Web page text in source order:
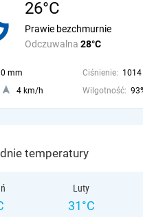
26°C
Odczuwalna 28°C
Prawie bezchmurnie
0 mm Ciśnienie: 1014
4 km/h Wilgotność:
temperatury
Luty
31°C